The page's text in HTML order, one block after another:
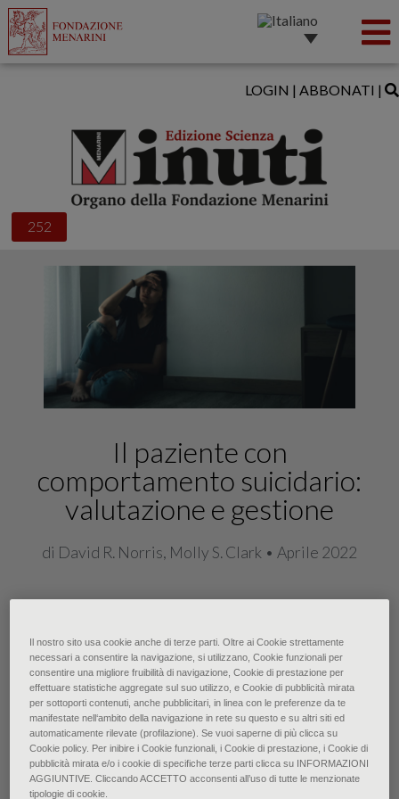
252
LOGIN | ABBONATI |
Il paziente con
comportamento suicidario:
valutazione e gestione
di David R. Norris, Molly S. Clark • Aprile 2022
Stati Uniti dal 20% al 30% tra il 2005
e il 2015 ha provocato una crescente
preoccupazione tra i medici di
medicina generale, i quali sempre più
frequentemente richiedono
strumenti e risorse basate sulle
Il nostro sito usa cookie anche di terze parti. Oltre ai Cookie strettamente
necessari a consentire la navigazione, si utilizzano, Cookie funzionali per
consentire una migliore fruibilità di navigazione, Cookie di prestazione per
effettuare statistiche aggregate sul suo utilizzo, e Cookie di pubblicità mirata
per sottoporti contenuti, anche pubblicitari, in linea con le preferenze da te
manifestate nell‘ambito della navigazione in rete su questo e su altri siti ed
automaticamente rilevate (profilazione). Se vuoi saperne di più clicca su
Cookie policy. Per inibire i Cookie funzionali, i Cookie di prestazione, i Cookie di
pubblicità mirata e/o i cookie di specifiche terze parti clicca su INFORMAZIONI
AGGIUNTIVE. Cliccando ACCETTO acconsenti all’uso di tutte le menzionate
tipologie di cookie.